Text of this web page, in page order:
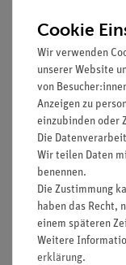
Beschreibung
Die Schüler
chemisch
durchflossen
werden, dass sich
leitender
Vorteile
Keine
Cookie
Wir verwenden
unserer Website
von
Anzeigen zu
einzubinden oder
Die
Wir teilen Daten
benennen.
Die Zustimmung
haben das Recht,
einem späteren
Weitere
erklärung.